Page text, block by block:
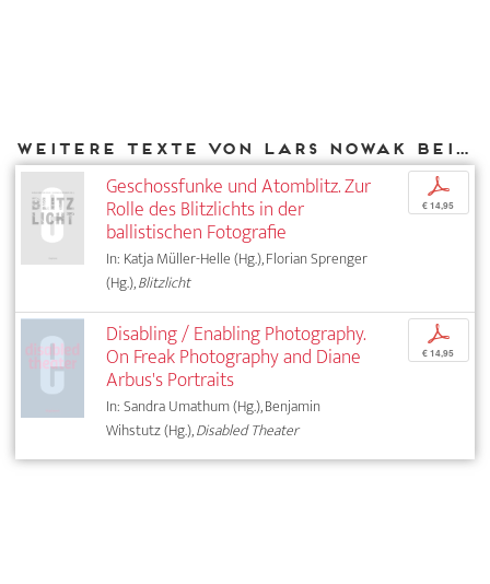
Weitere Texte von Lars Nowak bei DIAPHANES
Geschossfunke und Atomblitz. Zur
Rolle des Blitzlichts in der
ballistischen Fotografie
In: Katja Müller-Helle (Hg.), Florian Sprenger
(Hg.),Blitzlicht
p
€ 14,95
Disabling / Enabling Photography.
On Freak Photography and Diane
Arbus's Portraits
In: Sandra Umathum (Hg.), Benjamin
Wihstutz (Hg.),Disabled Theater
p
€ 14,95